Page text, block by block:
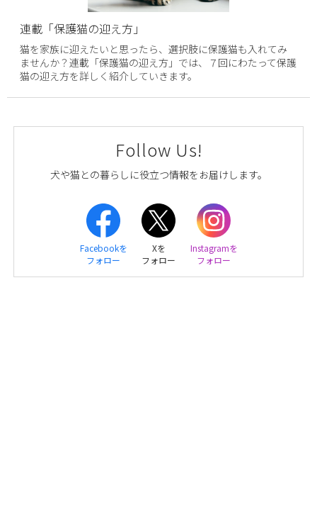
連載「保護猫の迎え方」
猫を家族に迎えたいと思ったら、選択肢に保護猫も入れてみ
ませんか？連載「保護猫の迎え方」では、７回にわたって保護
猫の迎え方を詳しく紹介していきます。
Follow Us!
犬や猫との暮らしに役立つ情報をお届けします。
Facebookを
フォロー
Xを
フォロー
Instagramを
フォロー